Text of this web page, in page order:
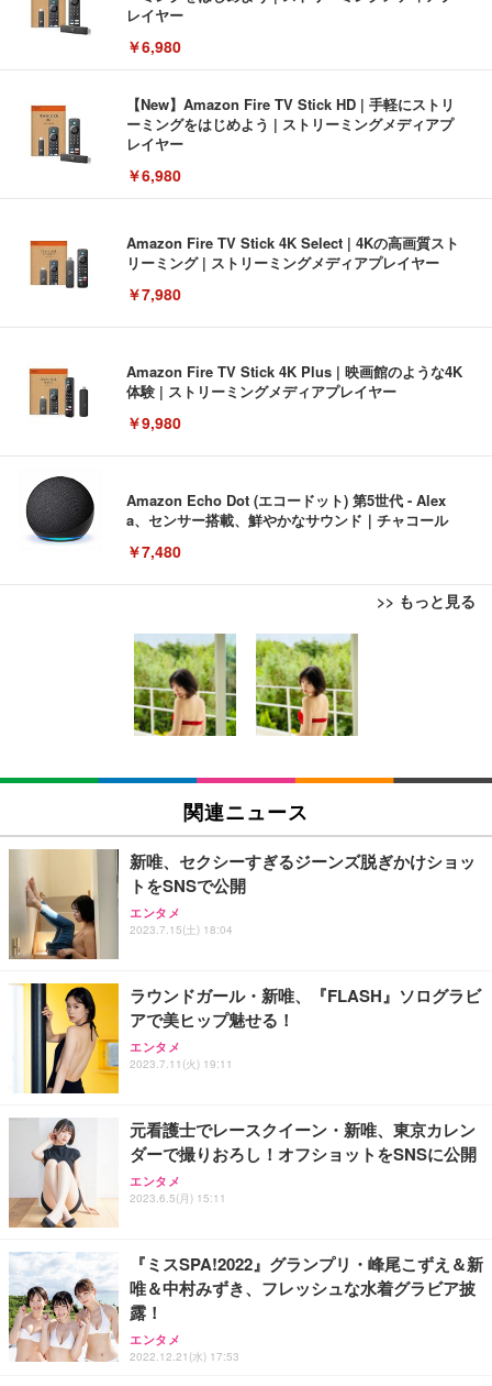
レイヤー
￥6,980
【New】Amazon Fire TV Stick HD | 手軽にストリ
ーミングをはじめよう | ストリーミングメディアプ
レイヤー
￥6,980
Amazon Fire TV Stick 4K Select | 4Kの高画質スト
リーミング | ストリーミングメディアプレイヤー
￥7,980
Amazon Fire TV Stick 4K Plus | 映画館のような4K
体験 | ストリーミングメディアプレイヤー
￥9,980
Amazon Echo Dot (エコードット) 第5世代 - Alex
a、センサー搭載、鮮やかなサウンド｜チャコール
￥7,480
>> もっと見る
[EdoErgo] オフィスチェア 椅子 テレワーク 疲れな
い 跳ね上げ式アームレスト コンパクト 約105度ロッ
キング pc 事務椅子 360度回転 座面昇降 強化ナイロ
ン樹脂ベース 通気性メッシュ 在宅ワーク H-WY01
(黒網+黒枠+黒足)
￥5,699
SIHOO B100 オフィスチェア／デスクチェア メッシ
ュチェア 人間工学 疲れない ブラック
￥27,999
Sezlife オフィスチェア デスクチェア 疲れない テレ
ワーク チェア 強化バックレスト 30度ロッキング機
能 人間工学 椅子 腰サポート 90度跳ね上げ式アーム
務用 おしゃれ パソコンチェア (ブラック)
Sezlife オフィスチェア デスクチェア 疲れない テレ
ワーク チェア 強化バックレスト 30度ロッキング機
能 人間工学 椅子 腰サポート 90度跳ね上げ式アーム
務用 おしゃれ パソコンチェア (ホワイト)
ANDWINT オフィスチェア デスクチェア 肘なし メ
ッシュ 通気性 ランバーサポート付き 腰サポート ガ
ス圧無段階昇降 360度回転 キャスター付き コンパク
EIZO ビジネス向けプレミアムモニター | FlexScan
EV3240X-WT | 31.5型4K UHD・USB Type-C・ホワ
イト
￥105,595
EIZO ビジネス向けプレミアムモニター | FlexScan
￥109,572
【純正品】27"ゲーミングモニター DualSense 充電
フック付き（CFI-ZDM1J）
【整備済み品】Dell E2724HS 27インチ 液晶モニタ
ー フルHD（1920×1080）VA 非光沢 HDMI/DisplayP
ort/VGA スピーカー内蔵 高さ調整 スイベル VESA対
【MiniLED/24.5inch/280Hz/FHD】GRAPHT THE S
HOOTER Gaming Monitor 24” Essential ゲーミン
グモニター QD 24.5インチ 1ms FHD 量子ドット 残
Amazonベーシック ペットシーツ 薄型 レギュラー 1
回使い捨て 無香料 ホワイト 300枚
￥3,373
Amazonベーシック ペットシーツ 厚型 ワイド 42枚
x2袋(84枚) ホワイト(吸収面:ライトブルー)
￥3,234
ネオ・ルーライフ ネオ・オムツ L 中型犬用 26枚入
り 単品
Smart Basic(スマートベーシック) 【Amazon.co.jp
限定】 Smart Basic アイリスオーヤマ ペットシーツ
超厚型 お徳用 ワイド 100枚入 (x 1) (ケース販売)
アイリスオーヤマ ペットシーツ 超厚型 お徳用 レギ
ュラー 200枚入【Amazon.co.jp限定】
関連ニュース
新唯、セクシーすぎるジーンズ脱ぎかけショッ
トをSNSで公開
エンタメ
2023.7.15(土) 18:04
ラウンドガール・新唯、『FLASH』ソログラビ
アで美ヒップ魅せる！
エンタメ
2023.7.11(火) 19:11
元看護士でレースクイーン・新唯、東京カレン
ダーで撮りおろし！オフショットをSNSに公開
エンタメ
2023.6.5(月) 15:11
『ミスSPA!2022』グランプリ・峰尾こずえ＆新
唯＆中村みずき、フレッシュな水着グラビア披
露！
エンタメ
2022.12.21(水) 17:53